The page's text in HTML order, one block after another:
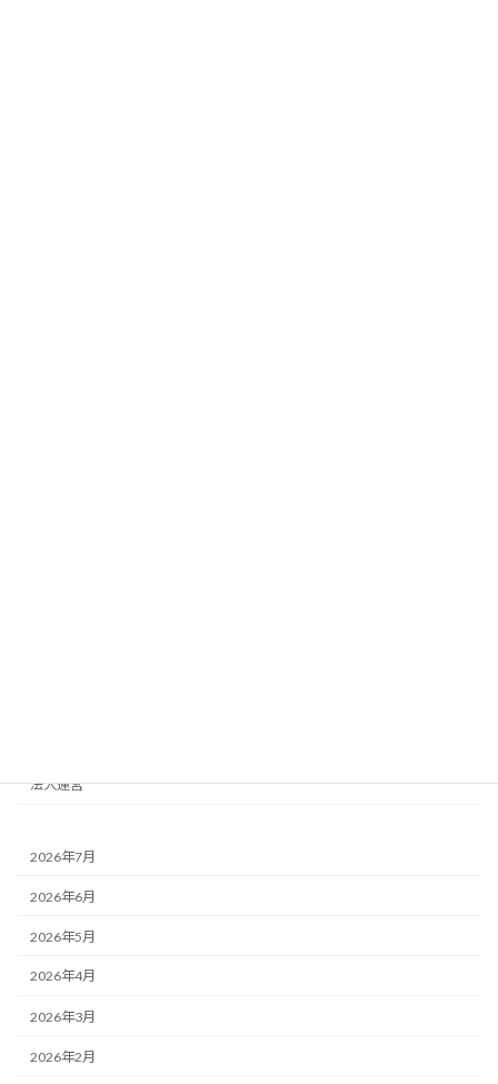
法人運営
2026年7月
2026年6月
2026年5月
2026年4月
2026年3月
2026年2月